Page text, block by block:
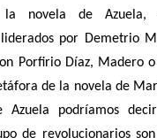
la novela de Azuela,
por Demetrio
Porfirio Díaz, Madero
de la novela de
podríamos
de revolucionarios